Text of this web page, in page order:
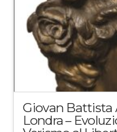
Giovan Battista
Londra –